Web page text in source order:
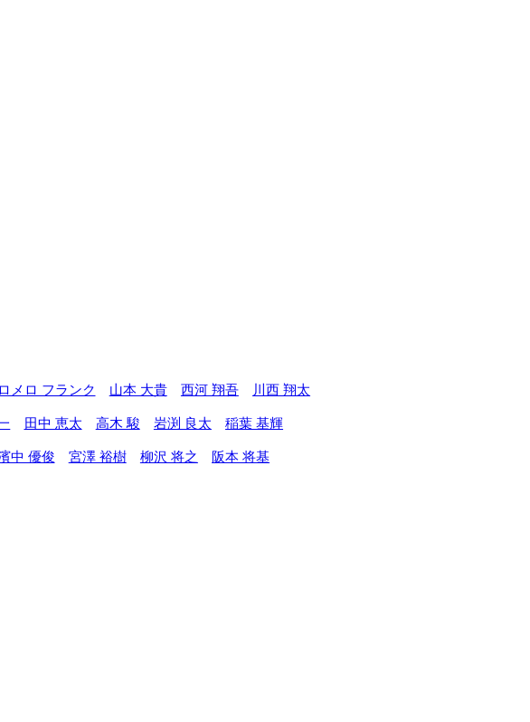
ロメロ フランク 山本 大貴 西河 翔吾 川西 翔太
田中 恵太 高木 駿 岩渕 良太 稲葉 基輝
中 優俊 宮澤 裕樹 柳沢 将之
阪本 将基